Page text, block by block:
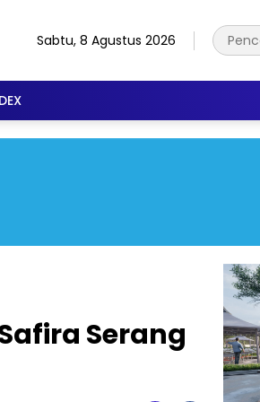
Sabtu, 8 Agustus 2026
Serang